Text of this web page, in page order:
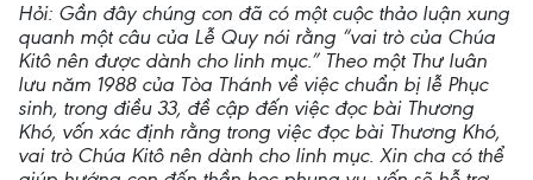
Hỏi: Gần đây chúng con đã có một cuộc thảo luận xung
quanh một câu của Lễ Quy nói rằng “vai trò của Chúa
Kitô nên được dành cho linh mục.” Theo một Thư luân
lưu năm 1988 của Tòa Thánh về việc chuẩn bị lễ Phục
sinh, trong điều 33, đề cập đến việc đọc bài Thương
Khó, vốn xác định rằng trong việc đọc bài Thương Khó,
vai trò Chúa Kitô nên dành cho linh mục. Xin cha có thể